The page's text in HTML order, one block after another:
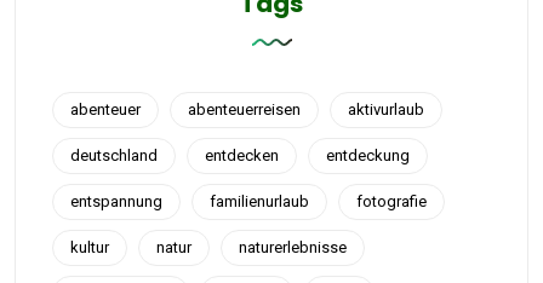
abenteuer abenteuerreisen aktivurlaub
deutschland entdecken entdeckung
entspannung familienurlaub fotografie
kultur natur naturerlebnisse